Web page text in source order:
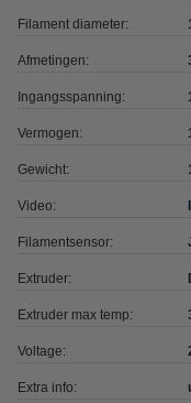
Filament diameter:
Afmetingen:
Ingangsspanning:
Vermogen:
Gewicht:
Video:
Filamentsensor:
Extruder:
Extruder max temp:
Voltage:
Extra info: